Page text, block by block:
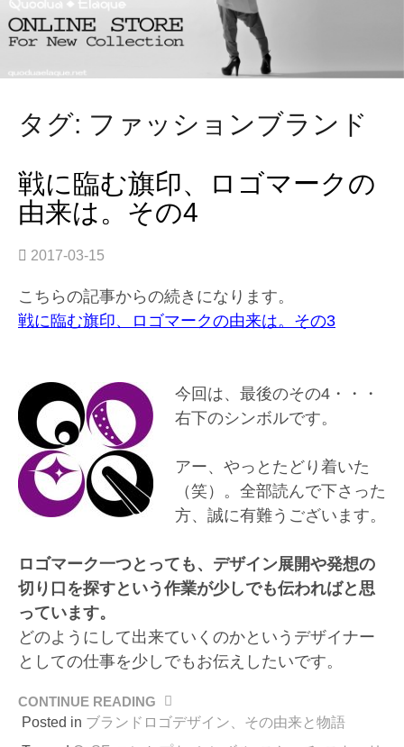
タグ: ファッションブランド
戦に臨む旗印、ロゴマークの
由来は。その4
2017-03-15
こちらの記事からの続きになります。
戦に臨む旗印、ロゴマークの由来は。その3
今回は、最後のその4・・・
右下のシンボルです。
アー、やっとたどり着いた
（笑）。全部読んで下さった
方、誠に有難うございます。
ロゴマーク一つとっても、デザイン展開や発想の
切り口を探すという作業が少しでも伝わればと思
っています。
どのようにして出来ていくのかというデザイナー
としての仕事を少しでもお伝えしたいです。
CONTINUE READING
“戦
に
臨
Posted in ブランドロゴデザイン、その由来と物語